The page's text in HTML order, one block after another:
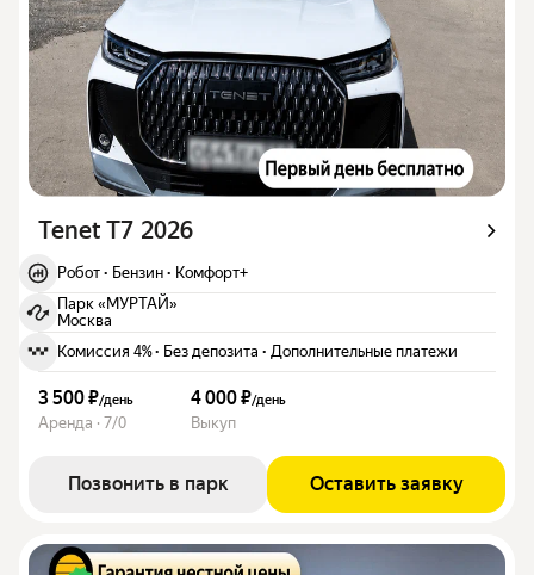
Tenet T7 2026
Робот · Бензин · Комфорт+
Парк «МУРТАЙ»
Москва
Комиссия 4%· Без депозита · Дополнительные платежи
3 500 ₽/день
Аренда · 7/0
4 000 ₽/день
Выкуп
Позвонить в парк Оставить заявку